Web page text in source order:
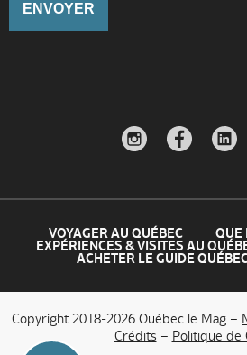
VOYAGER AU QUÉBEC
QUE
EXPÉRIENCES & VISITES AU
ACHETER LE GUIDE
Copyright 2018-2026 Québec le Mag –
Crédits – Politique de